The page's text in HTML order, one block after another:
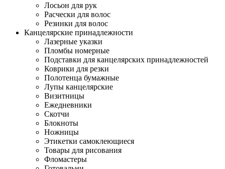
Лосьон для рук
Расчески для волос
Резинки для волос
Канцелярские принадлежности
Лазерные указки
Пломбы номерные
Подставки для канцелярских принадлежностей
Коврики для резки
Полотенца бумажные
Лупы канцелярские
Визитницы
Ежедневники
Скотчи
Блокноты
Ножницы
Этикетки самоклеющиеся
Товары для рисования
Фломастеры